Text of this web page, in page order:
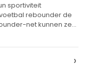
sportiviteit
rebounder de
net kunnen ze
›